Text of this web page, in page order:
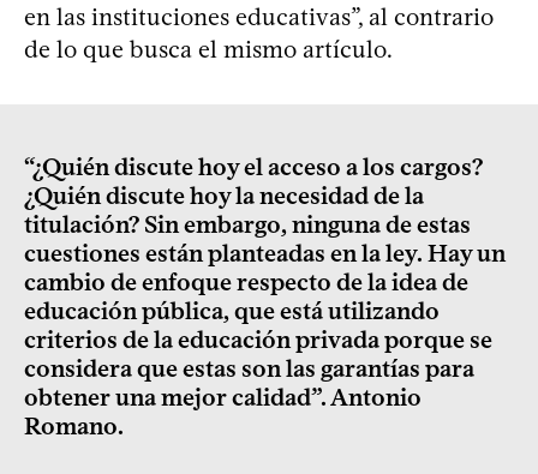
en las instituciones educativas”, al contrario
de lo que busca el mismo artículo.
“¿Quién discute hoy el acceso a los cargos?
¿Quién discute hoy la necesidad de la
titulación? Sin embargo, ninguna de estas
cuestiones están planteadas en la ley. Hay un
cambio de enfoque respecto de la idea de
educación pública, que está utilizando
criterios de la educación privada porque se
considera que estas son las garantías para
obtener una mejor calidad”. Antonio
Romano.